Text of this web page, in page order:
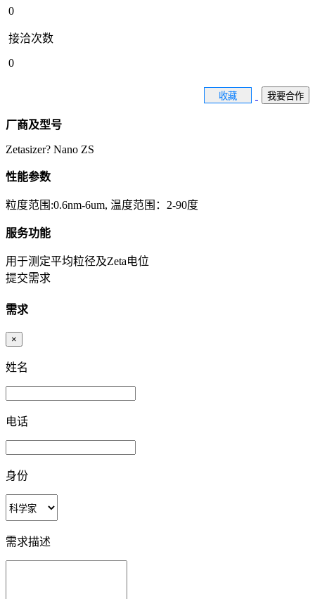
0
接洽次数
0
收藏 我要合作
厂商及型号
Zetasizer? Nano ZS
性能参数
粒度范围:0.6nm-6um, 温度范围：2-90度
服务功能
用于测定平均粒径及Zeta电位
提交需求
需求
×
姓名
电话
身份
需求描述